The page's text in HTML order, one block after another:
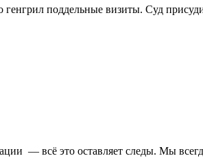
поддельные визиты. Суд
— всё это оставляет следы. Мы